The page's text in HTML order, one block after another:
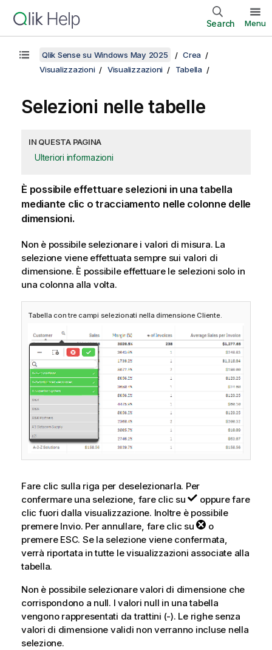
Search Menu
Qlik Sense su Windows May 2025
Crea
Visualizzazioni
Visualizzazioni Tabella
Selezioni nelle tabelle
IN QUESTA PAGINA
Ulteriori informazioni
È possibile effettuare selezioni in una tabella
mediante clic o tracciamento nelle colonne delle
dimensioni.
Non è possibile selezionare i valori di misura. La
selezione viene effettuata sempre sui valori di
dimensione. È possibile effettuare le selezioni solo in
una colonna alla volta.
Tabella con tre campi selezionati nella dimensione Cliente.
Fare clic sulla riga per deselezionarla. Per
confermare una selezione, fare clic su
oppure fare
clic fuori dalla visualizzazione. Inoltre è possibile
premere Invio. Per annullare, fare clic su
o
premere ESC. Se la selezione viene confermata,
verrà riportata in tutte le visualizzazioni associate alla
tabella.
Non è possibile selezionare valori di dimensione che
corrispondono a null. I valori null in una tabella
vengono rappresentati da trattini (-). Le righe senza
valori di dimensione validi non verranno incluse nella
selezione.